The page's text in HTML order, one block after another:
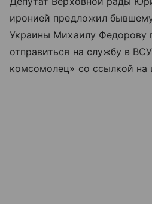
иронией предложил
Украины Михаилу Федорову
отправиться на службу в
комсомолец» со ссылкой на